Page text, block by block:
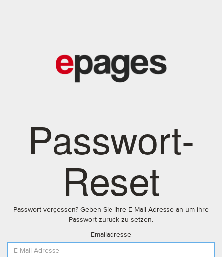
Passwort-
Reset
Passwort vergessen? Geben Sie ihre E-Mail Adresse an um ihre
Passwort zurück zu setzen.
Emailadresse